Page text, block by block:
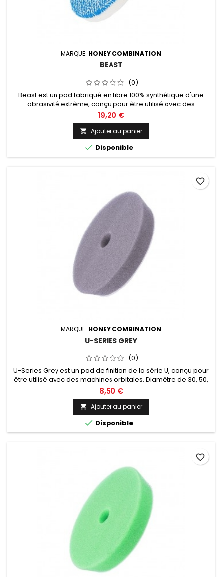
MARQUE: HONEY COMBINATION
BEAST
(0)
Beast est un pad fabriqué en fibre 100% synthétique d'une
abrasivité extrême, conçu pour être utilisé avec des
machines orbitales. Diamètre de 30, 50, 75, 125 ou 150mm au
choix.
19,20 €
 Ajouter au panier
 Disponible
MARQUE: HONEY COMBINATION
U-SERIES GREY
(0)
U-Series Grey est un pad de finition de la série U, conçu pour
être utilisé avec des machines orbitales. Diamètre de 30, 50,
75, 125 ou 150mm au choix.
8,50 €
 Ajouter au panier
 Disponible
favorite_border
favorite_border